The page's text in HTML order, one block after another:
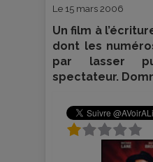
Le 15 mars 2006
Un film à
dont les
par lasser
spectateur.